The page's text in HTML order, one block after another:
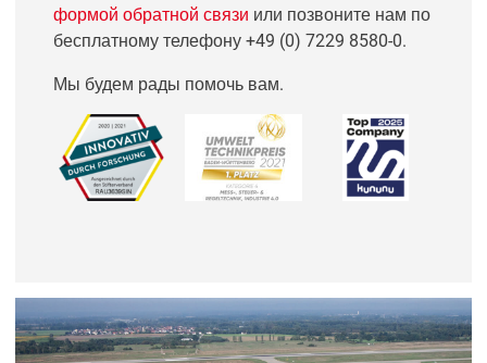
формой обратной связи или позвоните нам по
бесплатному телефону+49 (0) 7229 8580-0.
Мы будем рады помочь вам.